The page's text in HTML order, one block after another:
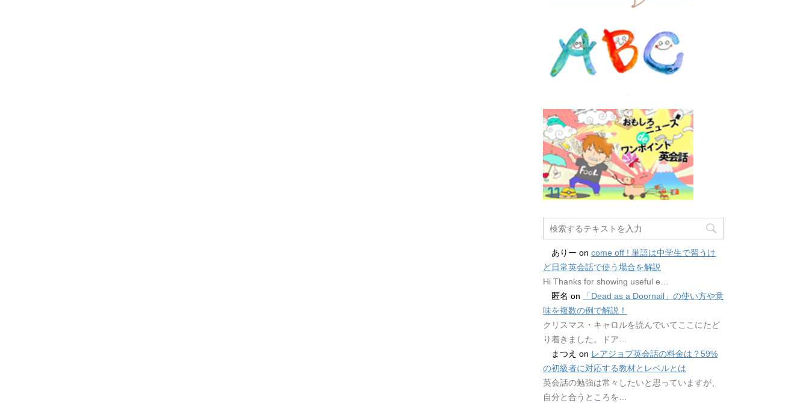
ありー on come off ! 単語は中学生で習うけ
ど日常英会話で使う場合を解説
Hi Thanks for showing useful e…
匿名 on
「Dead as a Doornail」の使い方や意
味を複数の例で解説！
クリスマス・キャロルを読んでいてここにたど
り着きました。ドア…
まつえ on レアジョブ英会話の料金は？59%
の初級者に対応する教材とレベルとは
英会話の勉強は常々したいと思っていますが、
自分と合うところを…